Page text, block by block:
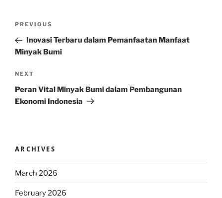
Previous
Post
PREVIOUS
Inovasi Terbaru dalam Pemanfaatan Manfaat
Minyak Bumi
Next
Post
NEXT
Peran Vital Minyak Bumi dalam Pembangunan
Ekonomi Indonesia
ARCHIVES
March 2026
February 2026